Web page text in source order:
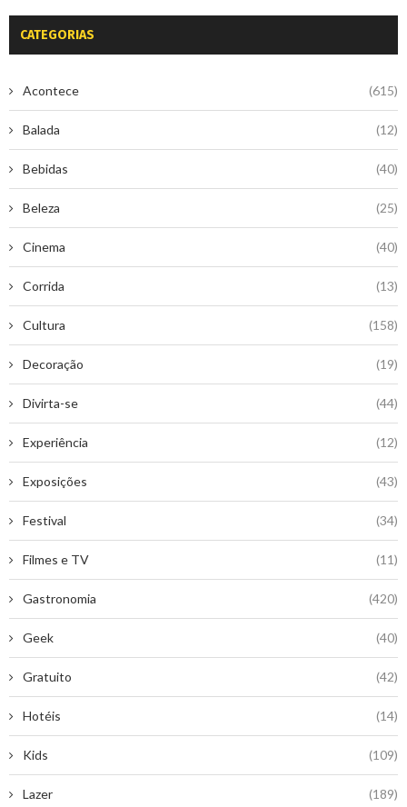
CATEGORIAS
Acontece (615)
Balada (12)
Bebidas (40)
Beleza (25)
Cinema (40)
Corrida (13)
Cultura (158)
Decoração (19)
Divirta-se (44)
Experiência (12)
Exposições (43)
Festival (34)
Filmes e TV (11)
Gastronomia (420)
Geek (40)
Gratuito (42)
Hotéis (14)
Kids (109)
Lazer (189)